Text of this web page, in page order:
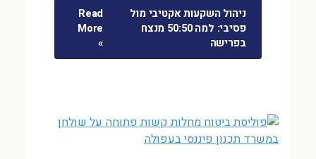
ניהול השקעות אקטיבי מול
פסיבי: למה 50:50 מנצח
בפרישה
Read
More
»